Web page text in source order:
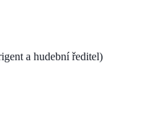
a hudební ředitel)